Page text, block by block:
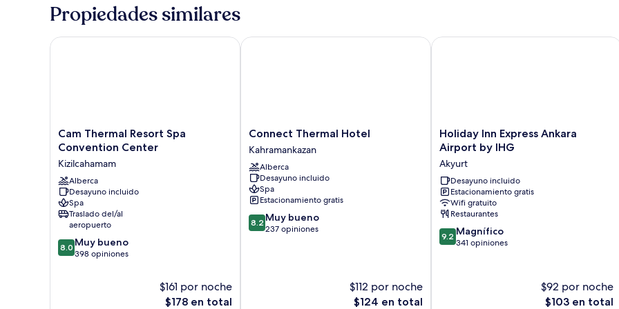
al
Propiedades similares
Cam
Thermal
Spa
Convention
Center
Kizilcahamam
Cam Thermal Resort Spa
Convention Center
Kizilcahamam
Alberca
Desayuno incluido
Spa
Traslado del/al
aeropuerto
8.0
de
8.0 Muy bueno
398 opiniones
$161 por noche
El
$178 en total
Cam Thermal Resort Spa Convention Center
Connect
Thermal
Hotel
Kahramankazan
Connect Thermal Hotel
Kahramankazan
Alberca
Desayuno incluido
Spa
Estacionamiento gratis
8.2
de
8.2 Muy bueno
237 opiniones
$112 por noche
El
$124 en total
Connect Thermal Hotel
Holiday
Inn
Express
Ankara
Airport
by
IHG
Akyurt
Holiday Inn Express Ankara
Airport by IHG
Akyurt
Desayuno incluido
Estacionamiento gratis
Wifi gratuito
Restaurantes
9.2
de
9.2 Magnífico
341 opiniones
$92 por noche
El
$103 en total
Holiday Inn Express Ankara Airport by